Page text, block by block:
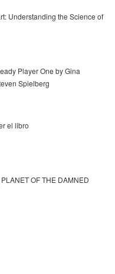
Understanding the Science of
Player One by Gina
Spielberg
el libro
OF THE DAMNED